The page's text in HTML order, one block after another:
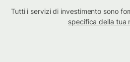
Tutti i servizi di investimento sono
specifica della tua